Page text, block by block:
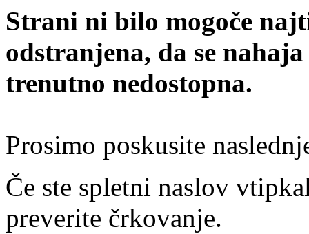
Strani ni bilo mogoče
odstranjena, da se
trenutno nedostopna.
Prosimo poskusite
Če ste spletni naslov
preverite črkovanje.